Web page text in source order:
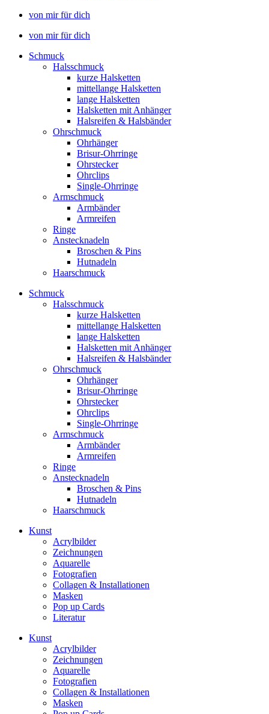
von mir für dich
von mir für dich
Schmuck
Halsschmuck
kurze Halsketten
mittellange Halsketten
lange Halsketten
Halsketten mit Anhänger
Halsreifen & Halsbänder
Ohrschmuck
Ohrhänger
Brisur-Ohrringe
Ohrstecker
Ohrclips
Single-Ohrringe
Armschmuck
Armbänder
Armreifen
Ringe
Anstecknadeln
Broschen & Pins
Hutnadeln
Haarschmuck
Schmuck
Halsschmuck
kurze Halsketten
mittellange Halsketten
lange Halsketten
Halsketten mit Anhänger
Halsreifen & Halsbänder
Ohrschmuck
Ohrhänger
Brisur-Ohrringe
Ohrstecker
Ohrclips
Single-Ohrringe
Armschmuck
Armbänder
Armreifen
Ringe
Anstecknadeln
Broschen & Pins
Hutnadeln
Haarschmuck
Kunst
Acrylbilder
Zeichnungen
Aquarelle
Fotografien
Collagen & Installationen
Masken
Pop up Cards
Literatur
Kunst
Acrylbilder
Zeichnungen
Aquarelle
Fotografien
Collagen & Installationen
Masken